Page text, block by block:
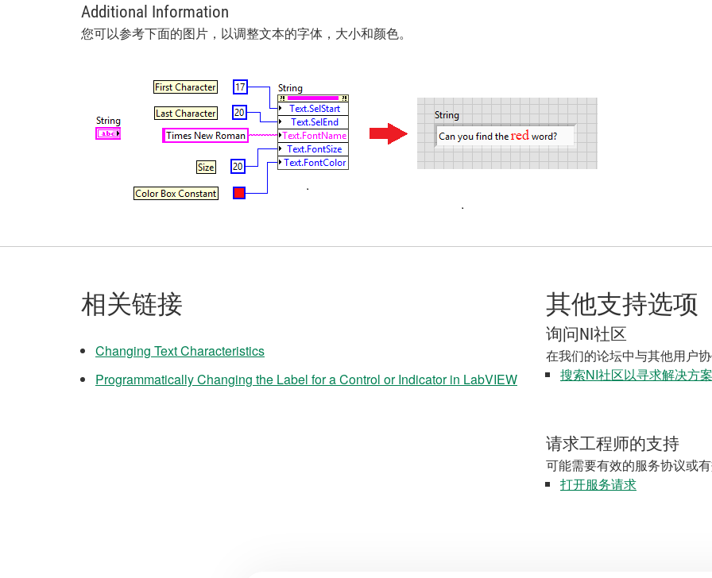
Additional Information
您可以参考下面的图片，以调整文本的字体，大小和颜色。
相关链接
Changing Text Characteristics
Programmatically Changing the Label for a Control or Indicator in LabVIEW
其他支持选项
询问NI社区
在我们的论坛中与其他用户
搜索NI社区以寻求解决方案
请求工程师的支持
可能需要有效的服务协议或
打开服务请求